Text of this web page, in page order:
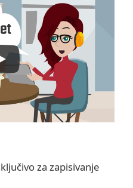
za zapisivanje